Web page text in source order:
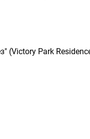
(Victory Park